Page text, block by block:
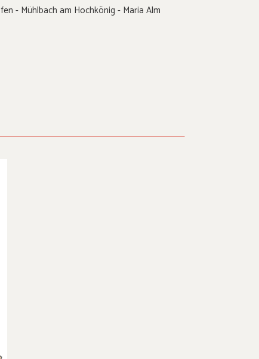
- Mühlbach am Hochkönig - Maria Alm